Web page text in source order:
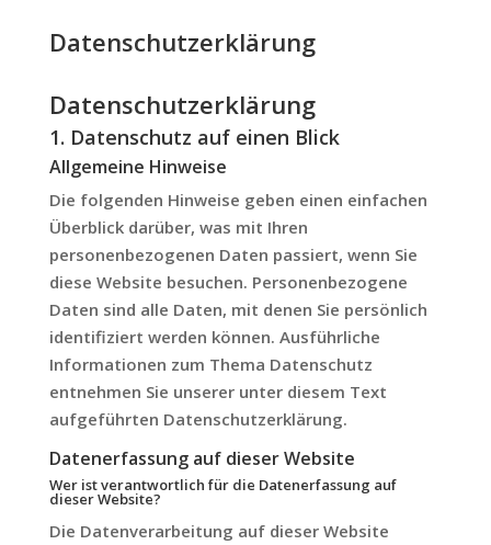
Datenschutzerklärung
Datenschutz­erklärung
1. Datenschutz auf einen Blick
Allgemeine Hinweise
Die folgenden Hinweise geben einen einfachen
Überblick darüber, was mit Ihren
personenbezogenen Daten passiert, wenn Sie
diese Website besuchen. Personenbezogene
Daten sind alle Daten, mit denen Sie persönlich
identifiziert werden können. Ausführliche
Informationen zum Thema Datenschutz
entnehmen Sie unserer unter diesem Text
aufgeführten Datenschutzerklärung.
Datenerfassung auf dieser Website
Wer ist verantwortlich für die Datenerfassung auf
dieser Website?
Die Datenverarbeitung auf dieser Website